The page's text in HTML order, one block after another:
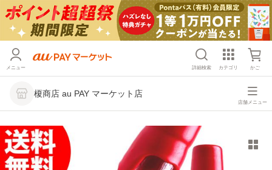
メニュー 詳細検索 カテゴリ かご
榎商店 au PAY マーケット店
店舗メニュー